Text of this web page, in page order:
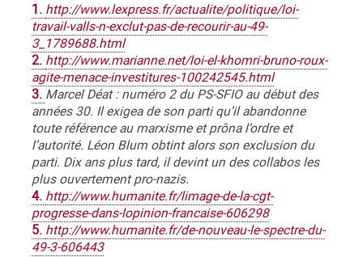
1. http://www.lexpress.fr/actualite/politique/loi-
travail-valls-n-exclut-pas-de-recourir-au-49-
3_1789688.html
2. http://www.marianne.net/loi-el-khomri-bruno-roux-
agite-menace-investitures-100242545.html
3. Marcel Déat : numéro 2 du PS-SFIO au début des
années 30. Il exigea de son parti qu’il abandonne
toute référence au marxisme et prôna l’ordre et
l’autorité. Léon Blum obtint alors son exclusion du
parti. Dix ans plus tard, il devint un des collabos les
plus ouvertement pro-nazis.
4. http://www.humanite.fr/limage-de-la-cgt-
progresse-dans-lopinion-francaise-606298
5. http://www.humanite.fr/de-nouveau-le-spectre-du-
49-3-606443